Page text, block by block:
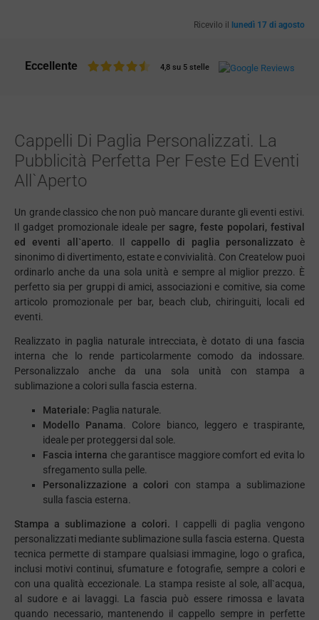
Ricevilo il lunedì 17 di agosto
Eccellente 4,8 su 5 stelle
Cappelli Di Paglia Personalizzati. La
Pubblicità Perfetta Per Feste Ed Eventi
All`aperto
Un grande classico che non può mancare durante gli eventi estivi.
Il gadget promozionale ideale per sagre, feste popolari, festival
ed eventi all`aperto. Il cappello di paglia personalizzato è
sinonimo di divertimento, estate e convivialità. Con Createlow puoi
ordinarlo anche da una sola unità e sempre al miglior prezzo. È
perfetto sia per gruppi di amici, associazioni e comitive, sia come
articolo promozionale per bar, beach club, chiringuiti, locali ed
eventi.
Realizzato in paglia naturale intrecciata, è dotato di una fascia
interna che lo rende particolarmente comodo da indossare.
Personalizzalo anche da una sola unità con stampa a
sublimazione a colori sulla fascia esterna.
Materiale: Paglia naturale.
Modello Panama. Colore bianco, leggero e traspirante,
ideale per proteggersi dal sole.
Fascia interna che garantisce maggiore comfort ed evita lo
sfregamento sulla pelle.
Personalizzazione a colori con stampa a sublimazione
sulla fascia esterna.
Stampa a sublimazione a colori. I cappelli di paglia vengono
personalizzati mediante sublimazione sulla fascia esterna. Questa
tecnica permette di stampare qualsiasi immagine, logo o grafica,
inclusi motivi continui, sfumature e fotografie, sempre a colori e
con una qualità eccezionale. La stampa resiste al sole, all`acqua,
al sudore e ai lavaggi. La fascia può essere rimossa e lavata
quando necessario, mantenendo il cappello sempre in perfette